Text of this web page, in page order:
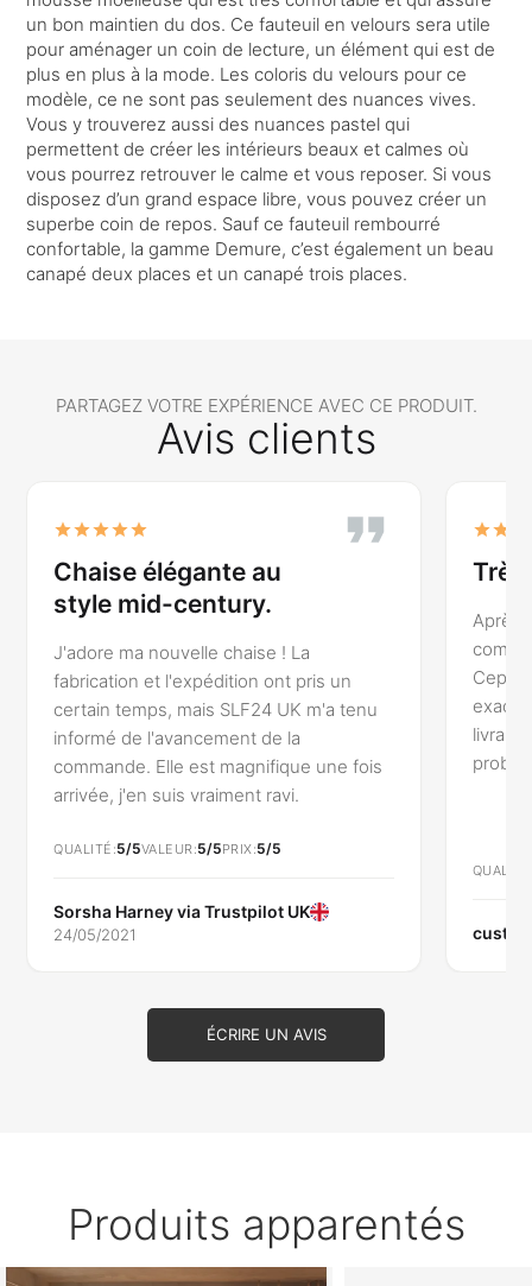
un bon maintien du dos. Ce fauteuil en velours sera utile
pour aménager un coin de lecture, un élément qui est de
plus en plus à la mode. Les coloris du velours pour ce
modèle, ce ne sont pas seulement des nuances vives.
Vous y trouverez aussi des nuances pastel qui
permettent de créer les intérieurs beaux et calmes où
vous pourrez retrouver le calme et vous reposer. Si vous
disposez d’un grand espace libre, vous pouvez créer un
superbe coin de repos. Sauf ce fauteuil rembourré
confortable, la gamme Demure, c’est également un beau
canapé deux places et un canapé trois places.
PARTAGEZ VOTRE EXPÉRIENCE AVEC CE PRODUIT.
Avis clients
Très heureux
Après avoir lu quelques autres
commentaires, j'étais un peu inquiète.
Cependant, le fauteuil Demure est
exactement comme je l'espérais et la
livraison s'est déroulée sans le moindre
problème. Un grand merci.
customer via
ÉCRIRE UN AVIS
Produits apparentés